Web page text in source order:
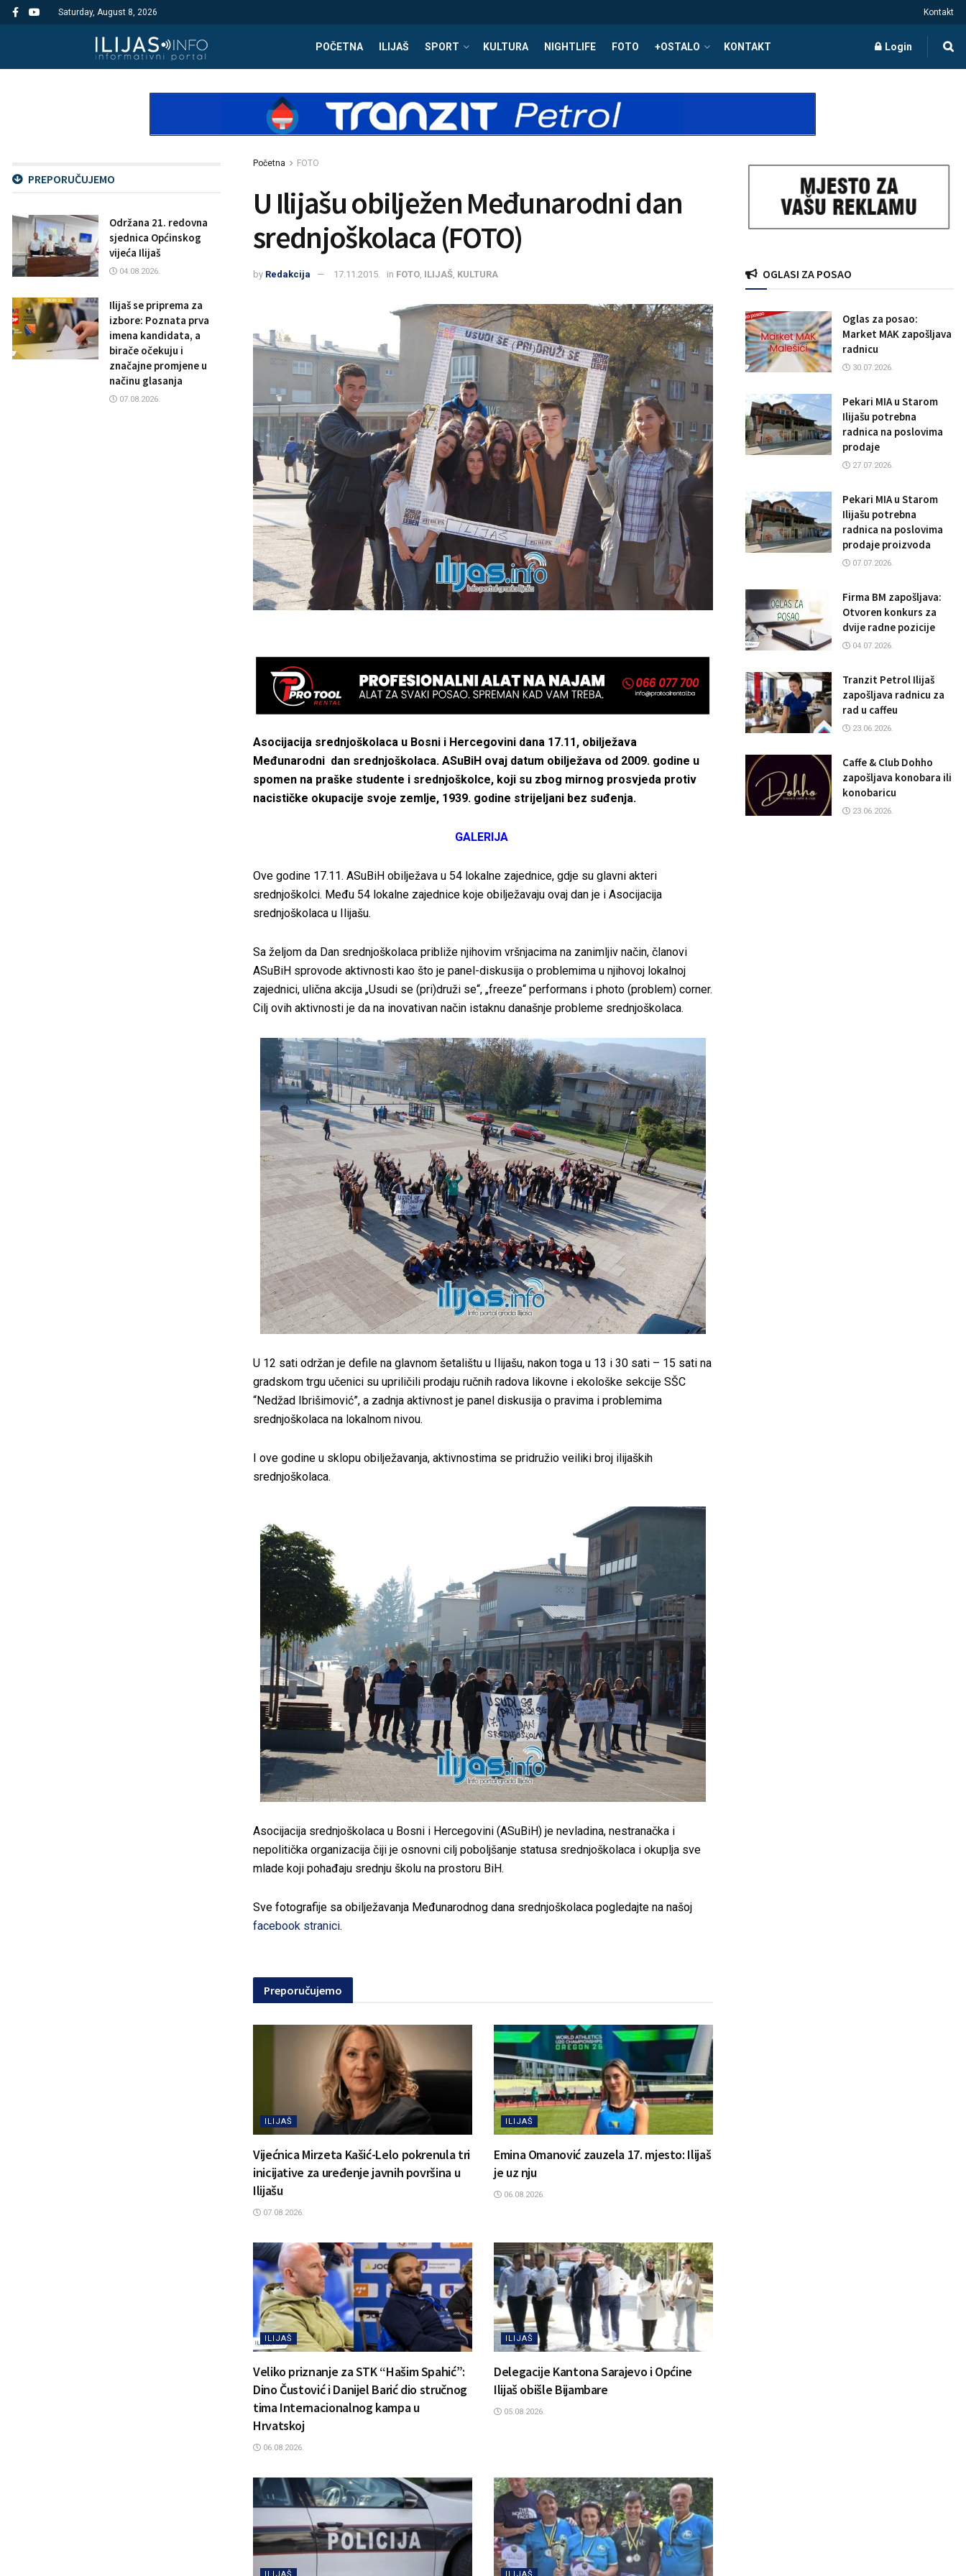
Saturday, August 8, 2026 Kontakt
POČETNA ILIJAŠ SPORT KULTURA NIGHTLIFE FOTO +OSTALO KONTAKT Login
Početna FOTO
U Ilijašu obilježen Međunarodni dan
srednjoškolaca (FOTO)
by Redakcija 17.11.2015. in FOTO ILIJAŠ KULTURA
Asocijacija srednjoškolaca u Bosni i Hercegovini dana 17.11, obilježava
Međunarodni dan srednjoškolaca. ASuBiH ovaj datum obilježava od 2009. godine u
spomen na praške studente i srednjoškolce, koji su zbog mirnog prosvjeda protiv
nacističke okupacije svoje zemlje, 1939. godine strijeljani bez suđenja.
GALERIJA
Ove godine 17.11. ASuBiH obilježava u 54 lokalne zajednice, gdje su glavni akteri
srednjoškolci. Među 54 lokalne zajednice koje obilježavaju ovaj dan je i Asocijacija
srednjoškolaca u Ilijašu.
Sa željom da Dan srednjoškolaca približe njihovim vršnjacima na zanimljiv način, članovi
ASuBiH sprovode aktivnosti kao što je panel-diskusija o problemima u njihovoj lokalnoj
zajednici, ulična akcija „Usudi se (pri)druži se“, „freeze“ performans i photo (problem) corner.
Cilj ovih aktivnosti je da na inovativan način istaknu današnje probleme srednjoškolaca.
U 12 sati održan je defile na glavnom šetalištu u Ilijašu, nakon toga u 13 i 30 sati – 15 sati na
gradskom trgu učenici su upriličili prodaju ručnih radova likovne i ekološke sekcije SŠC
“Nedžad Ibrišimović”, a zadnja aktivnost je panel diskusija o pravima i problemima
srednjoškolaca na lokalnom nivou.
I ove godine u sklopu obilježavanja, aktivnostima se pridružio veiliki broj ilijaških
srednjoškolaca.
Asocijacija srednjoškolaca u Bosni i Hercegovini (ASuBiH) je nevladina, nestranačka i
nepolitička organizacija čiji je osnovni cilj poboljšanje statusa srednjoškolaca i okuplja sve
mlade koji pohađaju srednju školu na prostoru BiH.
Sve fotografije sa obilježavanja Međunarodnog dana srednjoškolaca pogledajte na našoj
facebook stranici.
Preporučujemo
ILIJAŠ
Vijećnica Mirzeta Kašić-Lelo pokrenula tri
inicijative za uređenje javnih površina u
Ilijašu
07.08.2026.
ILIJAŠ
Emina Omanović zauzela 17. mjesto: Ilijaš
je uz nju
06.08.2026.
ILIJAŠ
Veliko priznanje za STK “Hašim Spahić”:
Dino Čustović i Danijel Barić dio stručnog
tima Internacionalnog kampa u
Hrvatskoj
06.08.2026.
ILIJAŠ
Delegacije Kantona Sarajevo i Općine
Ilijaš obišle Bijambare
05.08.2026.
ILIJAŠ ILIJAŠ
PREPORUČUJEMO
Održana 21. redovna
sjednica Općinskog
vijeća Ilijaš
04.08.2026.
Ilijaš se priprema za
izbore: Poznata prva
imena kandidata, a
birače očekuju i
značajne promjene u
načinu glasanja
07.08.2026.
OGLASI ZA POSAO
Oglas za posao:
Market MAK zapošljava
radnicu
30.07.2026.
Pekari MIA u Starom
Ilijašu potrebna
radnica na poslovima
prodaje
27.07.2026.
Pekari MIA u Starom
Ilijašu potrebna
radnica na poslovima
prodaje proizvoda
07.07.2026.
Firma BM zapošljava:
Otvoren konkurs za
dvije radne pozicije
04.07.2026.
Tranzit Petrol Ilijaš
zapošljava radnicu za
rad u caffeu
23.06.2026.
Caffe & Club Dohho
zapošljava konobara ili
konobaricu
23.06.2026.